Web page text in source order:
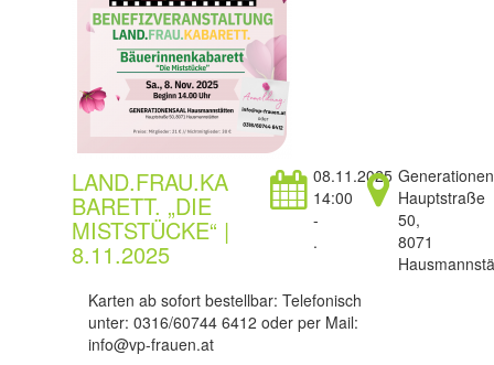
LAND.FRAU.KA
BARETT. „DIE
MISTSTÜCKE“ |
8.11.2025
08.11.2025
14:00
-
.
Hauptstraße
50,
8071
Karten ab sofort bestellbar: Telefonisch
unter: 0316/60744 6412 oder per Mail:
info@vp-frauen.at